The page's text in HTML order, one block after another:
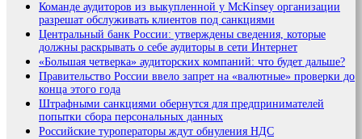
Команде аудиторов из выкупленной у McKinsey организации
разрешат обслуживать клиентов под санкциями
Центральный банк России: утверждены сведения, которые
должны раскрывать о себе аудиторы в сети Интернет
«Большая четверка» аудиторских компаний: что будет дальше?
Правительство России ввело запрет на «валютные» проверки до
конца этого года
Штрафными санкциями обернутся для предпринимателей
попытки сбора персональных данных
Российские туроператоры ждут обнуления НДС